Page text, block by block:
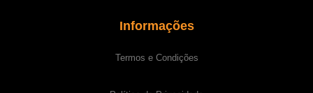
Informações
Termos e Condições